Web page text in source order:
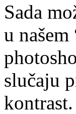
Sada
u
slučaju